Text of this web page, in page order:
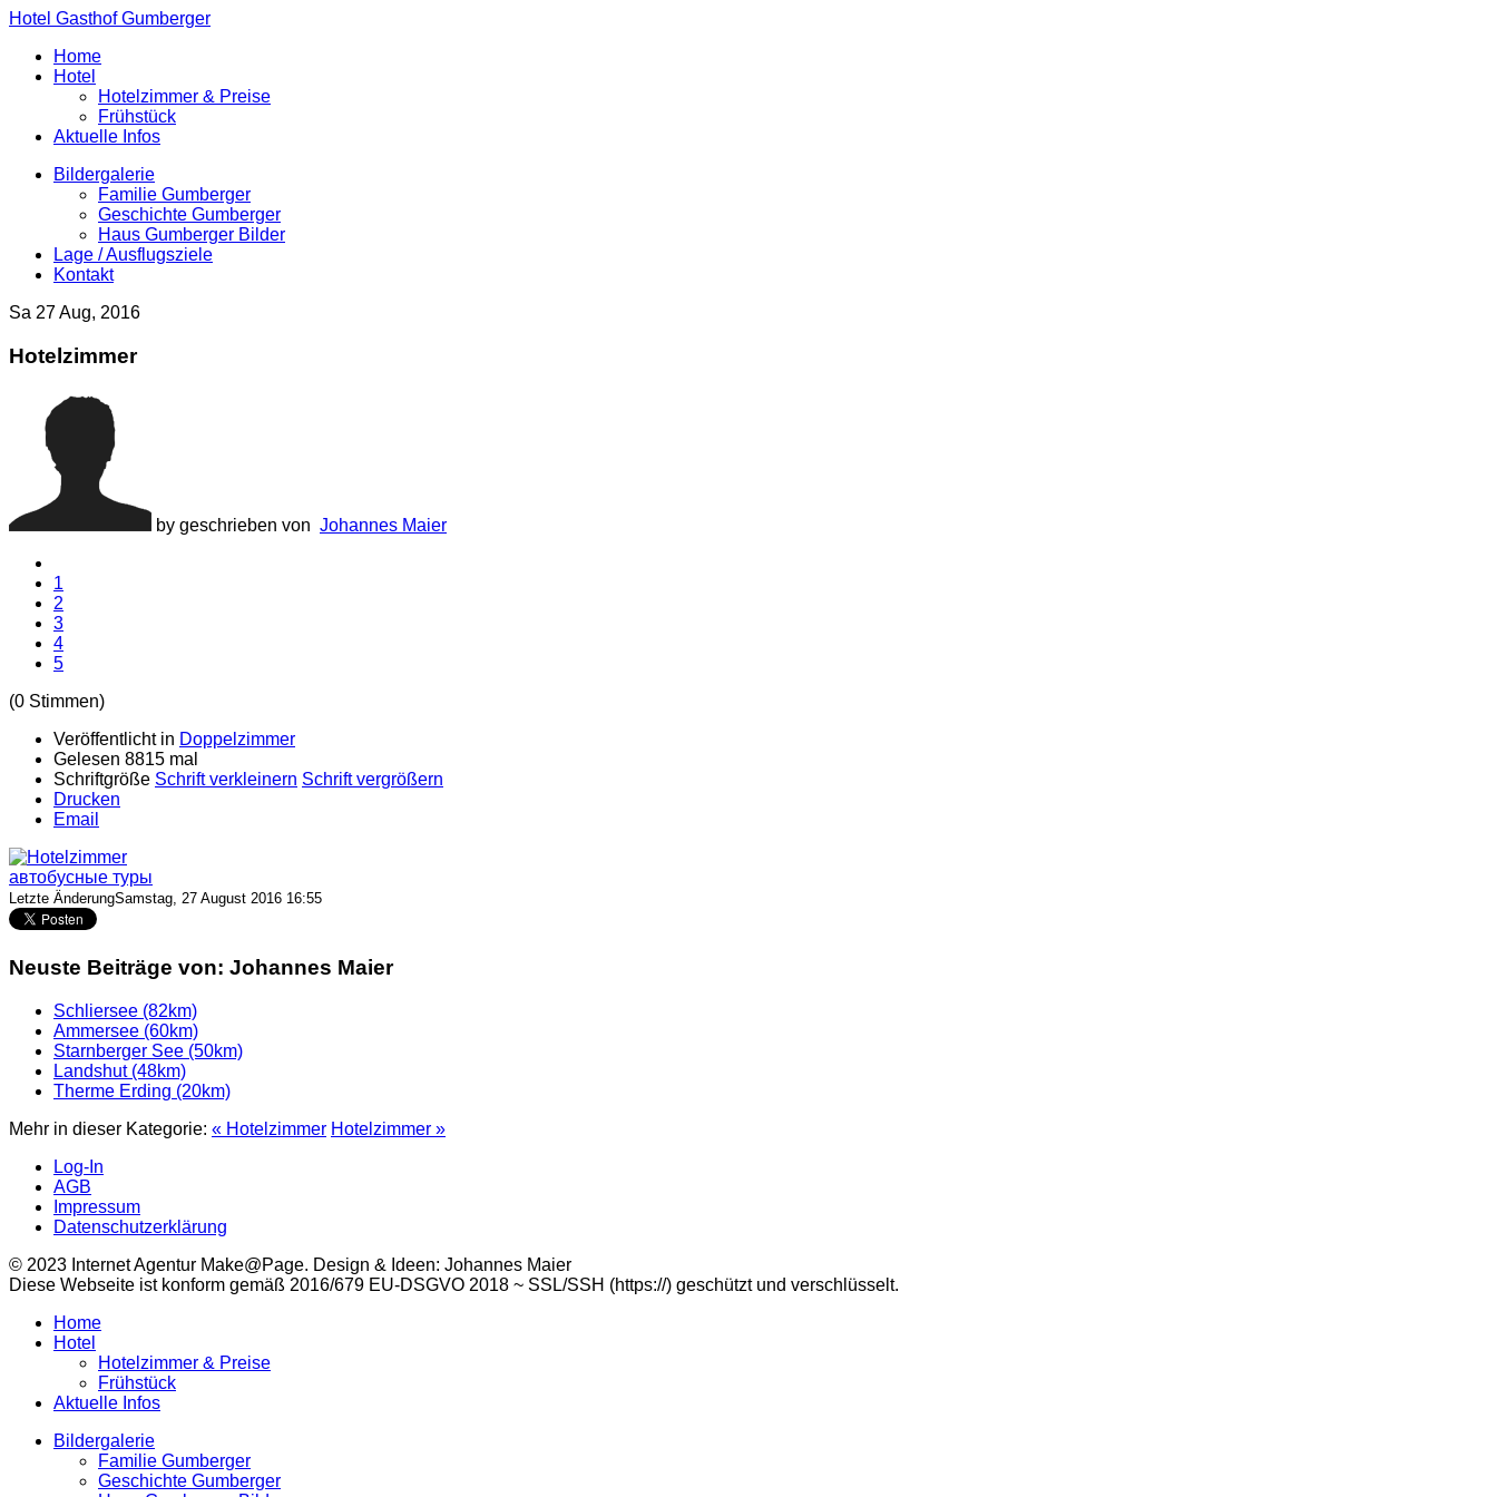
Hotel Gasthof Gumberger
Home
Hotel
Hotelzimmer & Preise
Frühstück
Aktuelle Infos
Bildergalerie
Familie Gumberger
Geschichte Gumberger
Haus Gumberger Bilder
Lage / Ausflugsziele
Kontakt
Sa 27 Aug, 2016
Hotelzimmer
by geschrieben von Johannes Maier
1
2
3
4
5
(0 Stimmen)
Veröffentlicht in Doppelzimmer
Gelesen 8815 mal
Schriftgröße Schrift verkleinern Schrift vergrößern
Drucken
Email
автобусные туры
Letzte ÄnderungSamstag, 27 August 2016 16:55
Neuste Beiträge von: Johannes Maier
Schliersee (82km)
Ammersee (60km)
Starnberger See (50km)
Landshut (48km)
Therme Erding (20km)
Mehr in dieser Kategorie: « Hotelzimmer Hotelzimmer »
Log-In
AGB
Impressum
Datenschutzerklärung
© 2023 Internet Agentur Make@Page. Design & Ideen: Johannes Maier
Diese Webseite ist konform gemäß 2016/679 EU-DSGVO 2018 ~ SSL/SSH (https://) geschützt und verschlüsselt.
Home
Hotel
Hotelzimmer & Preise
Frühstück
Aktuelle Infos
Bildergalerie
Familie Gumberger
Geschichte Gumberger